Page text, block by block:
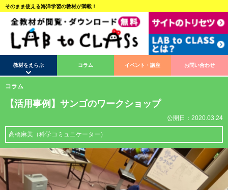
そのまま使える海洋学習の教材が満載！
教材をえらぶ コラム イベント・講座 お問い合わせ
コラム
【活用事例】サンゴのワークショップ
公開日：2020.03.24
⾼橋⿇美（科学コミュニケーター）